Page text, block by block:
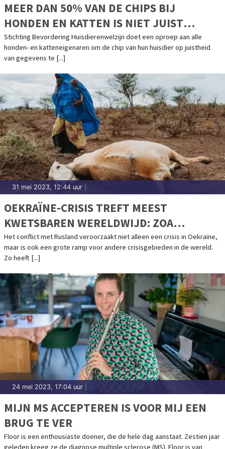
MEER DAN 50% VAN DE CHIPS BIJ
HONDEN EN KATTEN IS NIET JUIST
GEREGISTREERD
Stichting Bevordering Huisdierenwelzijn doet een oproep aan alle
honden- en katteneigenaren om de chip van hun huisdier op juistheid
van gegevens te [...]
31 mei 2023, 12:44 uur
OEKRAÏNE-CRISIS TREFT MEEST
KWETSBAREN WERELDWIJD: ZOA
PUBLICEERT JAARVERSLAG 2022
Het conflict met Rusland veroorzaakt niet alleen een crisis in Oekraïne,
maar is ook een grote ramp voor andere crisisgebieden in de wereld.
Zo heeft [...]
24 mei 2023, 17:04 uur
MIJN MS ACCEPTEREN IS VOOR MIJ EEN
BRUG TE VER
Floor is een enthousiaste doener, die de hele dag aanstaat. Zestien jaar
geleden kreeg ze de diagnose multiple sclerose (MS). Floor is van